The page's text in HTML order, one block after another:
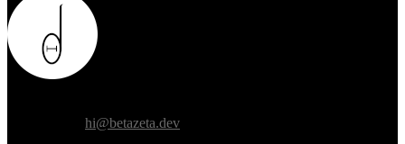
hi@betazeta.dev